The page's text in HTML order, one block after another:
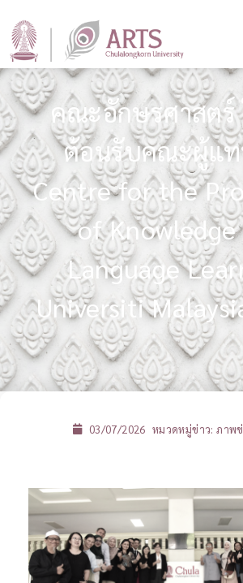
คณะอักษรศาสตร์
ต้อนรับคณะผู้แ
Centre for the
of Knowledge
Language
Universiti
03/07/2026 หมวดหมู่ข่าว:ภาพ